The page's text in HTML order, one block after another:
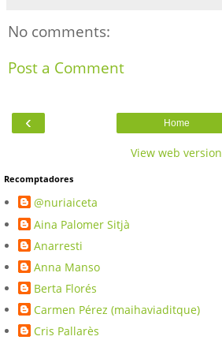
No comments:
Post a Comment
‹ Home
View web version
Recomptadores
@nuriaiceta
Aina Palomer Sitjà
Anarresti
Anna Manso
Berta Florés
Carmen Pérez (maihaviaditque)
Cris Pallarès